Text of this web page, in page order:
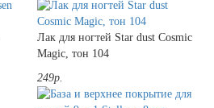
Лак для ногтей Star dust Cosmic
Magic, тон 104
249р.